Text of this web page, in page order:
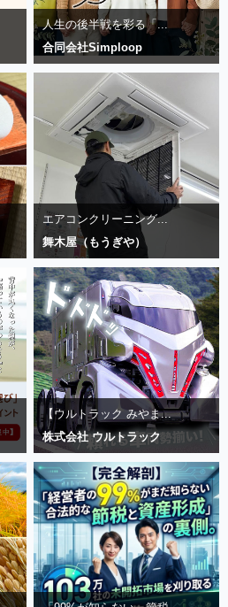
人生の後半戦を彩る「...
合同会社Simploop
エアコンクリーニング...
舞木屋（もうぎや）
【ウルトラック みやま...
株式会社 ウルトラック